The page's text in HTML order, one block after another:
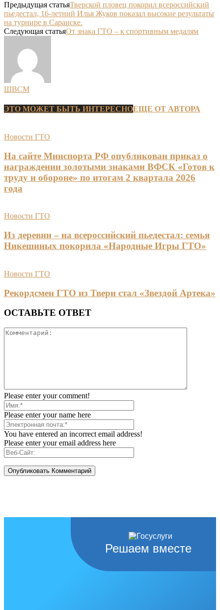
Предыдущая статьяТверской пловец покорил всероссийский
пьедестал, 16-летний Илья Жуков показал высокие результаты
на турнире в Саранске.
Следующая статьяОт знака ГТО – к спортивным медалям
ШВСМ
ЭТО МОЖЕТ БЫТЬ ИНТЕРЕСНОЕЩЕ ОТ АВТОРА
Новости ГТО
На сайте Минспорта РФ опубликован приказ о
награждении золотыми знаками ВФСК «Готов к
труду и обороне» по итогам 2 квартала 2026
года
Новости ГТО
Из деревни – на всероссийский пьедестал: семья
Никешиных покорила «Народные Игры ГТО»
Новости ГТО
Рекордсмен ГТО из Твери стал «Звездой Артека»
ОСТАВЬТЕ ОТВЕТ
Please enter your comment!
Please enter your name here
You have entered an incorrect email address!
Please enter your email address here
Решаем вместе